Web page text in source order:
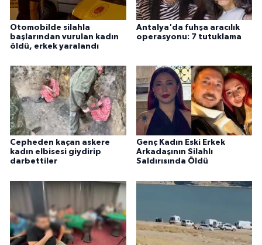
Otomobilde silahla
başlarından vurulan kadın
öldü, erkek yaralandı
Antalya'da fuhşa aracılık
operasyonu: 7 tutuklama
Cepheden kaçan askere
kadın elbisesi giydirip
darbettiler
Genç Kadın Eski Erkek
Arkadaşının Silahlı
Saldırısında Öldü